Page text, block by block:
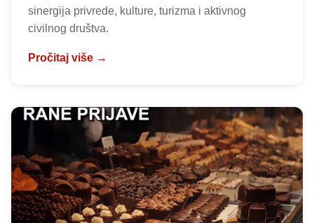
sinergija privrede, kulture, turizma i aktivnog
civilnog društva.
Pročitaj više →